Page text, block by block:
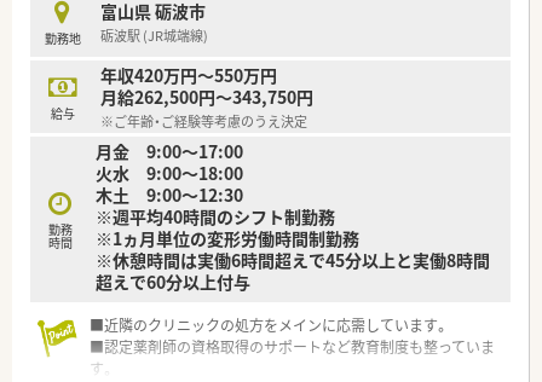
勤務地
富山県 砺波市
砺波駅 (JR城端線)
給与
年収420万円～550万円
月給262,500円～343,750円
※ご年齢・ご経験等考慮のうえ決定
勤務
時間
月金 9:00～17:00
火水 9:00～18:00
木土 9:00～12:30
※週平均40時間のシフト制勤務
※1ヵ月単位の変形労働時間制勤務
※休憩時間は実働6時間超えで45分以上と実働8時間
超えで60分以上付与
■近隣のクリニックの処方をメインに応需しています。
■認定薬剤師の資格取得のサポートなど教育制度も整っていま
す。